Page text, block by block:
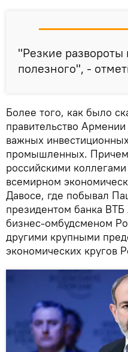
"Резкие развороты
полезного", -
Более того, как было
правительство
важных
промышленных.
российскими
всемирном
Давосе, где побывал
президентом банка
бизнес-омбудсменом
другими крупными
экономических кругов